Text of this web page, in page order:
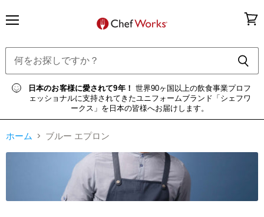
ュ
日本のお客様に愛されて9年！ 世界90ヶ国以上の飲食事業プロフ
ェッショナルに支持されてきたユニフォームブランド「シェフワ
ークス」を日本の皆様へお届けします。
ト
を
見
る
ホーム ブルー エプロン